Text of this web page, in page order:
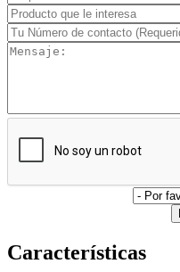
Características